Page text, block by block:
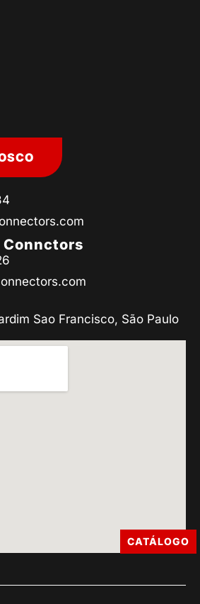
Sao Francisco, São Paulo
CATÁLOGO